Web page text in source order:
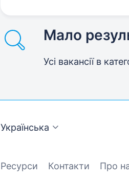
Мало
Усі вакансії в
Українська
Ресурси Контакти Про